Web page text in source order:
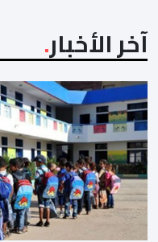
آخر الأخبار